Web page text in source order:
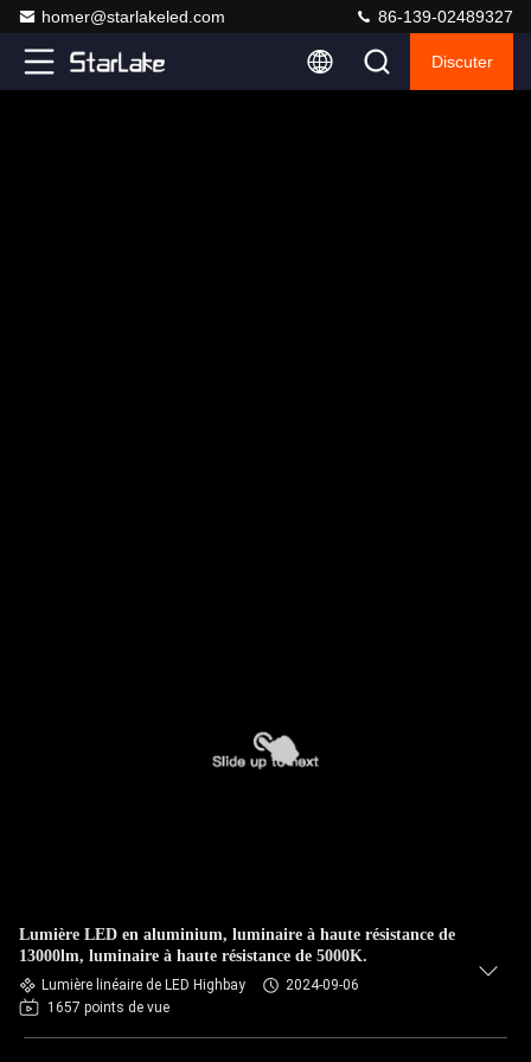
homer@starlakeled.com 86-139-02489327
Discuter
Lumière LED en aluminium, luminaire à haute résistance de
13000lm, luminaire à haute résistance de 5000K.
Lumière linéaire de LED Highbay
2024-09-06
1657 points de vue